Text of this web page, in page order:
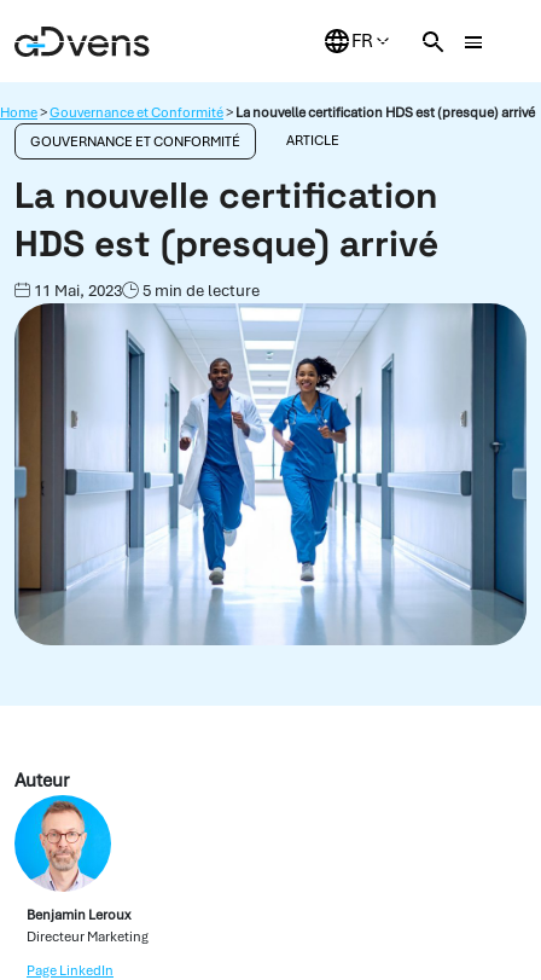
au
Home>Gouvernance et Conformité> La nouvelle certification HDS est (presque) arrivé
GOUVERNANCE ET CONFORMITÉ
ARTICLE
La nouvelle certification
HDS est (presque) arrivé
11 Mai, 2023 5 min de lecture
Auteur
Benjamin Leroux
Directeur Marketing
Page LinkedIn